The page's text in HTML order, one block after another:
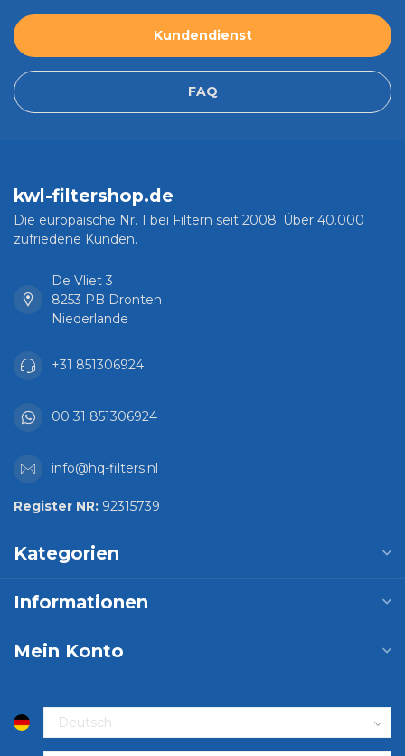
Kundendienst
FAQ
kwl-filtershop.de
Die europäische Nr. 1 bei Filtern seit 2008. Über 40.000
zufriedene Kunden.
De Vliet 3
8253 PB Dronten
Niederlande
+31 851306924
00 31 851306924
info@hq-filters.nl
Register NR: 92315739
Kategorien
Informationen
Mein Konto